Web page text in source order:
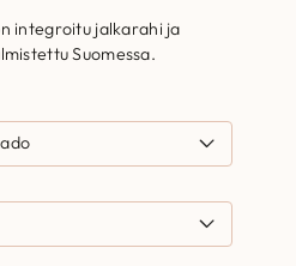
integroitu jalkarahi ja
Suomessa.